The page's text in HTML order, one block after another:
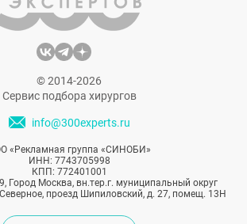
© 2014-2026
Сервис подбора хирургов
info@300experts.ru
«Рекламная группа «СИНОБИ»
ИНН: 7743705998
КПП: 772401001
Город Москва, вн.тер.г. муниципальный округ
проезд Шипиловский, д. 27, помещ. 13Н